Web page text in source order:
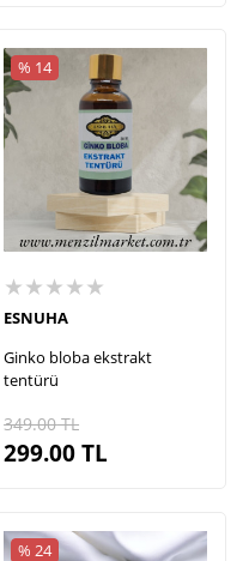
% 14
★★★★★
ESNUHA
Ginko bloba ekstrakt
tentürü
349.00TL
299.00TL
% 24